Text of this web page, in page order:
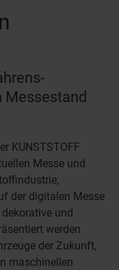
KUNSTSTOFF
Messe und
der digitalen Messe
und
werden
der Zukunft,
maschinellen